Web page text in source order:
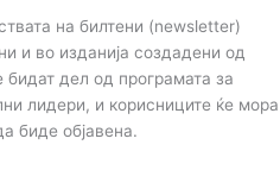
на билтени (newsletter)
и во изданија создадени од
бидат дел од програмата за
лидери, и корисниците ќе мора
биде објавена.